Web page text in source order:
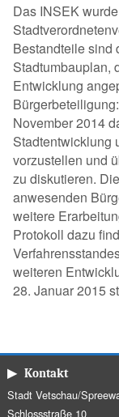
Das INSEK
Bestandteile sind
Stadtumbauplan,
Entwicklung
November 2014
Stadtentwicklung
vorzustellen und
zu diskutieren.
anwesenden
weitere
Protokoll dazu
weiteren
28. Januar 2015
▶ Kontakt
Stadt Vetschau/
Schlossstraße 10